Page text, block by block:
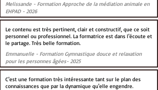
Melissande - Formation Approche de la médiation animale en
EHPAD - 2026
Le contenu est très pertinent, clair et constructif, que ce soit
personnel ou professionnel. La formatrice est dans l'écoute et
le partage. Très belle formation.
Emmanuelle - Formation Gymnastique douce et relaxation
pour les personnes âgées- 2025
C'est une formation très intéressante tant sur le plan des
connaissances que par la dynamique qu'elle engendre.